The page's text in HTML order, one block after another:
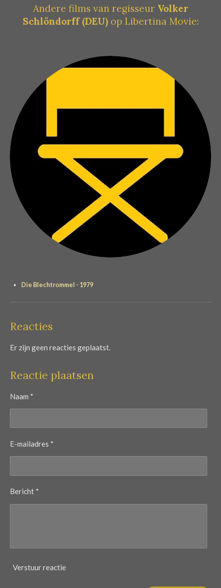
Andere films van regisseur Volker
Schlöndorff (DEU)op Libertina Movie:
Die Blechtrommel - 1979
Reacties
Er zijn geen reacties geplaatst.
Reactie plaatsen
Naam *
E-mailadres *
Bericht *
Verstuur reactie